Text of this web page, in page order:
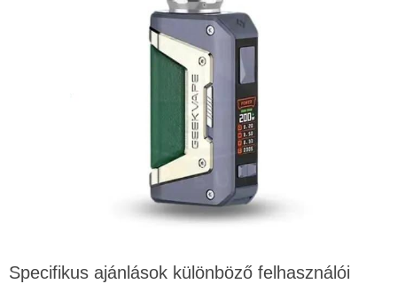
Specifikus ajánlások különböző felhasználói